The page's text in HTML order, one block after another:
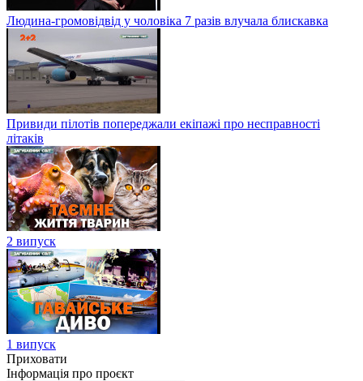
Людина-громовідвід у чоловіка 7 разів влучала блискавка
Привиди пілотів попереджали екіпажі про несправності
літаків
2 випуск
1 випуск
Приховати
Інформація про проєкт